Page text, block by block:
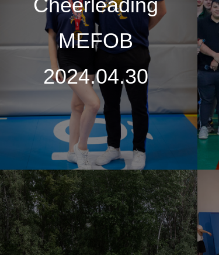
Cheerleading
MEFOB
2024.04.30